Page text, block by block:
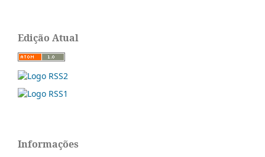
Edição Atual
Informações